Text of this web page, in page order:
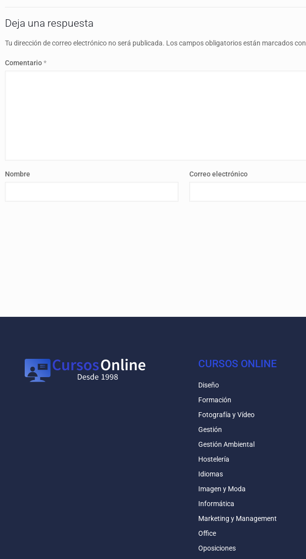
Deja una respuesta
Tu dirección de correo electrónico no será publicada. Los campos obligatorios están marcados con
Comentario*
Nombre Correo electrónico
CURSOS ONLINE
Diseño
Formación
Fotografía y Vídeo
Gestión
Gestión Ambiental
Hostelería
Idiomas
Imagen y Moda
Informática
Marketing y Management
Office
Oposiciones